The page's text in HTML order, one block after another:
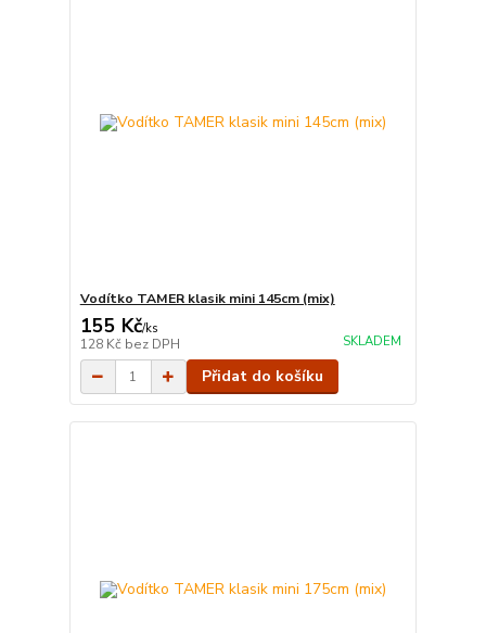
Vodítko TAMER klasik mini 145cm (mix)
155 Kč/ks
128 Kč bez DPH SKLADEM
Přidat do košíku